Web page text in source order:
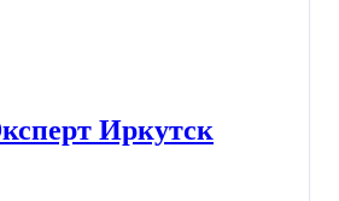
Иркутск